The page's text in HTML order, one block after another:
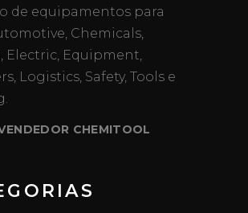
de equipamentos para
Chemicals,
Electric, Equipment,
Logistics, Safety, Tools e
CHEMITOOL